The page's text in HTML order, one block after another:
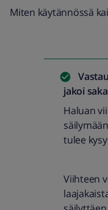
Miten käytännössä
jakoi
Haluan
tulee
Viihteen